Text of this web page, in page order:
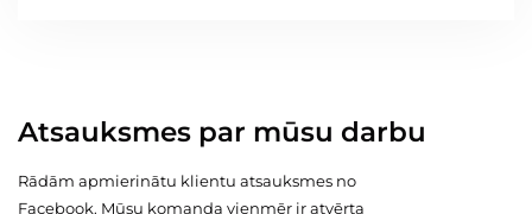
Atsauksmes par mūsu darbu
Rādām apmierinātu klientu atsauksmes no
Facebook. Mūsu komanda vienmēr ir atvērta